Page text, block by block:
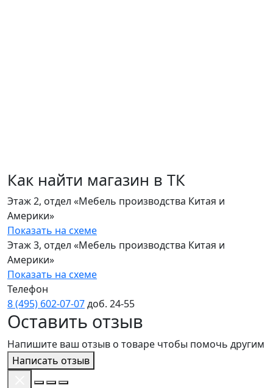
Как найти магазин в ТК
Этаж 2, отдел «Мебель производства Китая и
Америки»
Показать на схеме
Этаж 3, отдел «Мебель производства Китая и
Америки»
Показать на схеме
Телефон
8 (495) 602‑07‑07доб. 24‑55
Оставить отзыв
Напишите ваш отзыв о товаре чтобы помочь другим
Написать отзыв